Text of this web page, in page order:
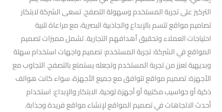
التركيز على تجربة المستخدم وسهولة التصفح. تسعى الشركة لابتكار
تصاميم مواقع تتسم بالإبداع والجاذبية البصرية، مع مراعاة تلبية
احتياجات العملاء وتحقيق أهدافهم التجارية. تشمل مميزات تصميم
المواقع في الشركة: تجربة المستخدم: تصميم واجهات استخدام سهلة
وبديهية تعزز من تجربة المستخدم وتجعله يستمتع بالتصفح. التجاوب مع
الأجهزة: تصميم مواقع تتوافق مع جميع الأجهزة، سواء كانت هواتف
ذكية أو حواسيب مكتبية أو أجهزة لوحية. الابتكار والإبداع: استخدام
أحدث الاتجاهات في تصميم المواقع لإنشاء مواقع فريدة وجذابة.